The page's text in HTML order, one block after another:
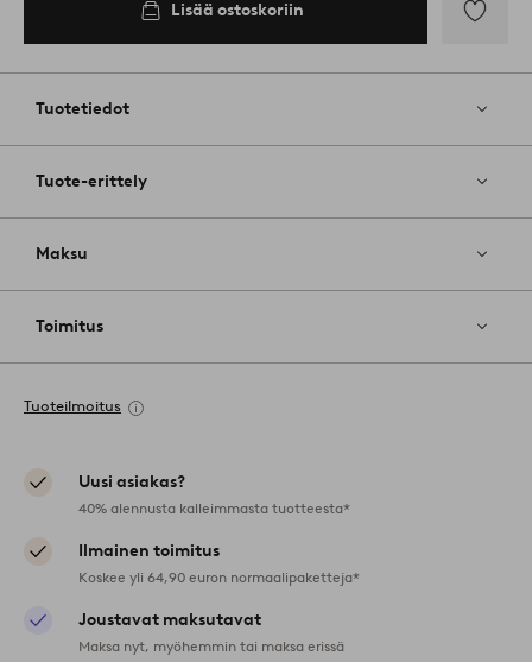
Lisää ostoskoriin
Tuotetiedot
Tuote-erittely
Maksu
Toimitus
Tuoteilmoitus
Uusi asiakas?
40% alennusta kalleimmasta tuotteesta*
Ilmainen toimitus
Koskee yli 64,90 euron normaalipaketteja*
Joustavat maksutavat
Maksa nyt, myöhemmin tai maksa erissä